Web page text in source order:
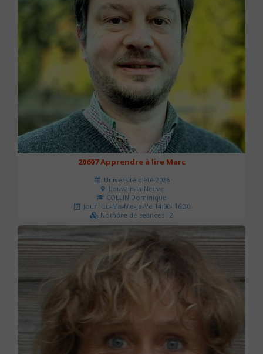
20607 Apprendre à lire Marc
Université d'été 2026
Louvain-la-Neuve
COLLIN Dominique
Jour : Lu-Ma-Me-Je-Ve 14:00- 16:30
Nombre de séances : 2
51 €